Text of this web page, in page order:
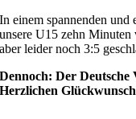
In einem spannenden
unsere U15 zehn Minuten
aber leider noch 3:5
Dennoch: Der
Herzlichen